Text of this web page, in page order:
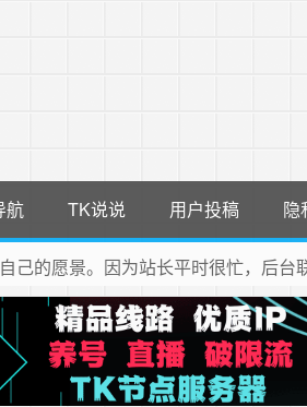
航 TK说说 用户投稿 隐
己的愿景。因为站长平时很忙，后台